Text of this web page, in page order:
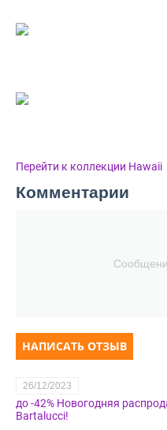
Перейти к коллекции Hawaii
Комментарии
НАПИСАТЬ ОТЗЫВ
26/12/2023
до -42% Новогодняя
Bartalucci!